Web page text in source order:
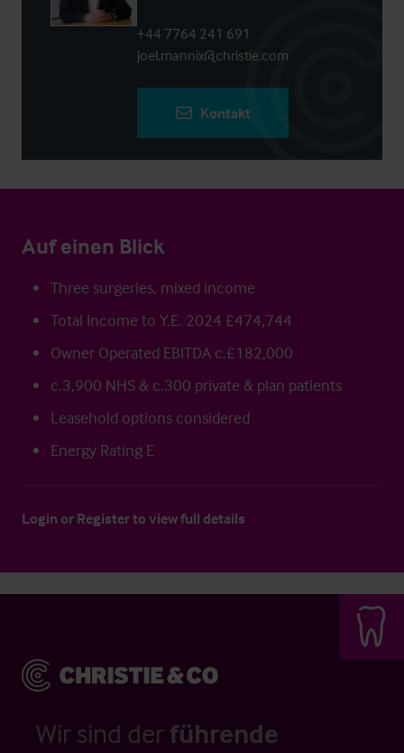
+44 7764 241 691
joel.mannix@christie.com
Kontakt
Auf einen Blick
Three surgeries, mixed income
Total Income to Y.E. 2024 £474,744
Owner Operated EBITDA c.£182,000
c.3,900 NHS & c.300 private & plan patients
Leasehold options considered
Energy Rating E
Login or Registerto view full details
Wir sind der führende